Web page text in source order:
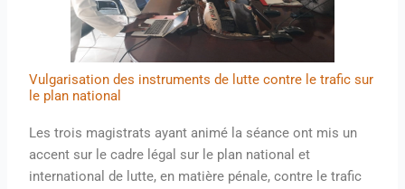
Vulgarisation des instruments de lutte contre le trafic sur
le plan national
Les trois magistrats ayant animé la séance ont mis un
accent sur le cadre légal sur le plan national et
international de lutte, en matière pénale, contre le trafic